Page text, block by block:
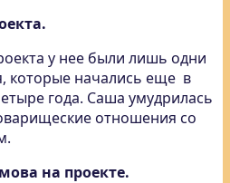
у нее были лишь одни
которые начались еще в
года. Саша умудрилась
отношения со
на проекте.